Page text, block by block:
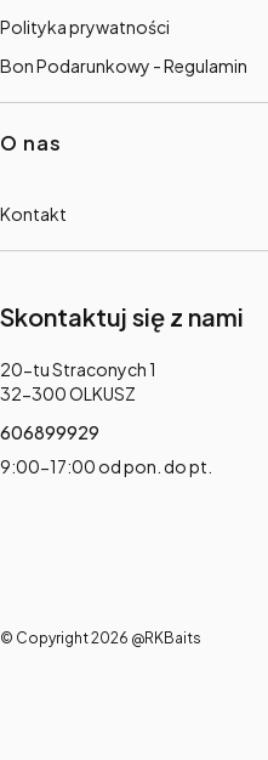
Polityka prywatności
Bon Podarunkowy - Regulamin
O nas
Kontakt
Skontaktuj się z nami
Adres:
20-tu Straconych 1
32-300 OLKUSZ
606899929
9:00-17:00 od pon. do pt.
© Copyright 2026 @RKBaits